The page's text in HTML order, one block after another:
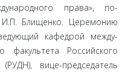
права», по­
Блищенко. Церемонию
кафедрой между­
факультета Российского
вице-председатель